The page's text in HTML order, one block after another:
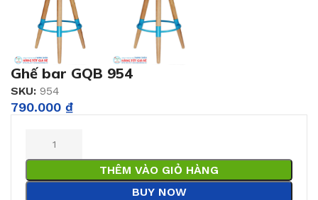
Ghế bar GQB 954
SKU: 954
790.000 ₫
THÊM VÀO GIỎ HÀNG
BUY NOW